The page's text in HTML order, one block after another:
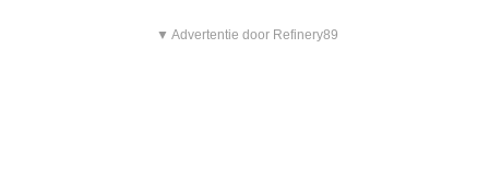
▼ Advertentie door Refinery89